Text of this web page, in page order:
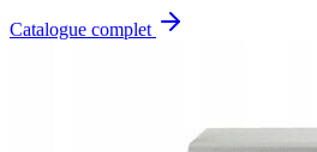
Catalogue complet